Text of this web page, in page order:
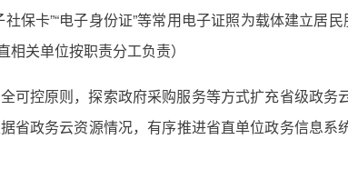
卡”“电子身份证”等常用电子证照为载体建立居民
关单位按职责分工负责）
可控原则，探索政府采购服务等方式扩充省级政务
省政务云资源情况，有序推进省直单位政务信息系